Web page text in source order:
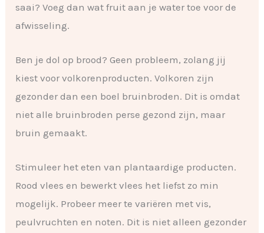
saai? Voeg dan wat fruit aan je water toe voor de
afwisseling.
Ben je dol op brood? Geen probleem, zolang jij
kiest voor volkorenproducten. Volkoren zijn
gezonder dan een boel bruinbroden. Dit is omdat
niet alle bruinbroden perse gezond zijn, maar
bruin gemaakt.
Stimuleer het eten van plantaardige producten.
Rood vlees en bewerkt vlees het liefst zo min
mogelijk. Probeer meer te variëren met vis,
peulvruchten en noten. Dit is niet alleen gezonder